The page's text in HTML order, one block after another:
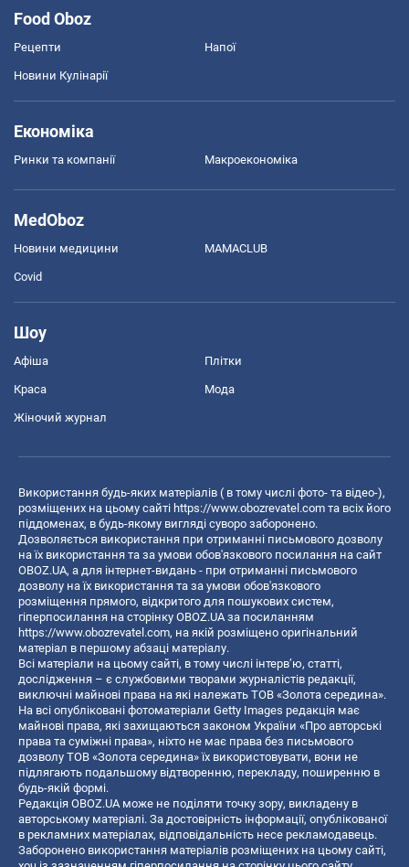
Food Oboz
Рецепти Напої
Новини Кулінарії
Економіка
Ринки та компанії Макроекономіка
MedOboz
Новини медицини MAMACLUB
Covid
Шоу
Афіша Плітки
Краса Мода
Жіночий журнал
Використання будь-яких матеріалів ( в тому числі фото- та відео-),
розміщених на цьому сайті https://www.obozrevatel.com та всіх його
піддоменах, в будь-якому вигляді суворо заборонено.
Дозволяється використання при отриманні письмового дозволу
на їх використання та за умови обов'язкового посилання на сайт
OBOZ.UA, а для інтернет-видань - при отриманні письмового
дозволу на їх використання та за умови обов'язкового
розміщення прямого, відкритого для пошукових систем,
гіперпосилання на сторінку OBOZ.UA за посиланням
https://www.obozrevatel.com, на якій розміщено оригінальний
матеріал в першому абзаці матеріалу.
Всі матеріали на цьому сайті, в тому числі інтерв’ю, статті,
дослідження – є службовими творами журналістів редакції,
виключні майнові права на які належать ТОВ «Золота середина».
На всі опубліковані фотоматеріали Getty Images редакція має
майнові права, які захищаються законом України «Про авторські
права та суміжні права», ніхто не має права без письмового
дозволу ТОВ «Золота середина» їх використовувати, вони не
підлягають подальшому відтворенню, перекладу, поширенню в
будь-якій формі.
Редакція OBOZ.UA може не поділяти точку зору, викладену в
авторському матеріалі. За достовірність інформації, опублікованої
в рекламних матеріалах, відповідальність несе рекламодавець.
Заборонено використання матеріалів розміщених на цьому сайті,